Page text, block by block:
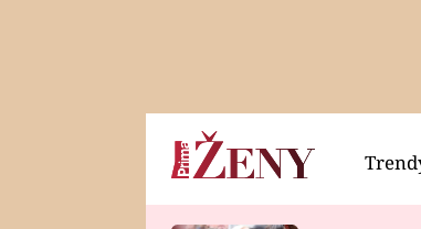
Horoskopy Video